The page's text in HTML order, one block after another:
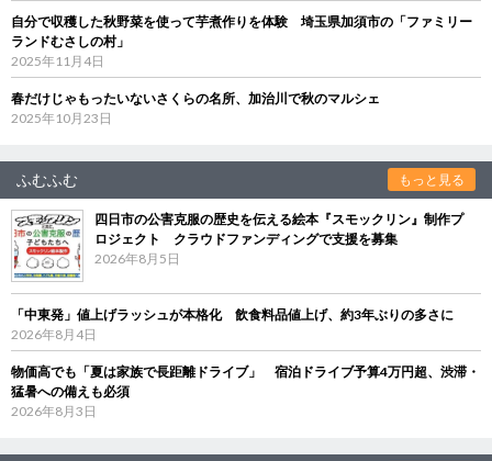
自分で収穫した秋野菜を使って芋煮作りを体験 埼玉県加須市の「ファミリー
ランドむさしの村」
2025年11月4日
春だけじゃもったいないさくらの名所、加治川で秋のマルシェ
2025年10月23日
ふむふむ もっと見る
四日市の公害克服の歴史を伝える絵本『スモックリン』制作プ
ロジェクト クラウドファンディングで支援を募集
2026年8月5日
「中東発」値上げラッシュが本格化 飲食料品値上げ、約3年ぶりの多さに
2026年8月4日
物価高でも「夏は家族で長距離ドライブ」 宿泊ドライブ予算4万円超、渋滞・
猛暑への備えも必須
2026年8月3日